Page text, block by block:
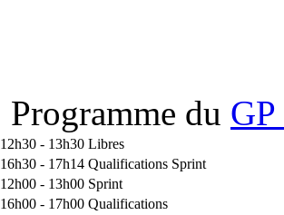
Programme du
12h30 - 13h30 Libres
16h30 - 17h14 Qualifications Sprint
12h00 - 13h00 Sprint
16h00 - 17h00 Qualifications